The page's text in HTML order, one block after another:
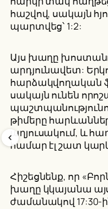
հաշվով, սակայն
պարտվեց՝ 1:2:
Այս խաղը
արդյունավետ:
հարձակվողական
սակայն ունեն
թիմերը
աղյուսակում, և
համար էլ շատ
Հիշեցնենք, որ
խաղը կկայանա
ժամանակով 17:30-